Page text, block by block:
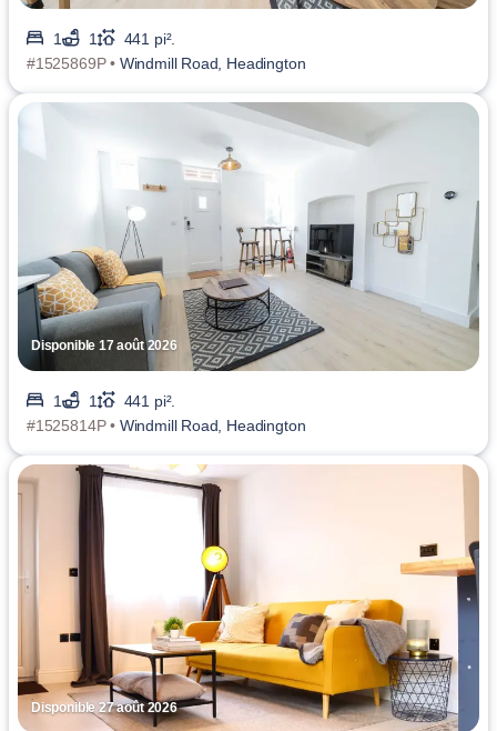
1 1
441 pi².
#1525869P • Windmill Road, Headington
Disponible 17 août 2026
1 1
441 pi².
#1525814P • Windmill Road, Headington
Disponible 27 août 2026